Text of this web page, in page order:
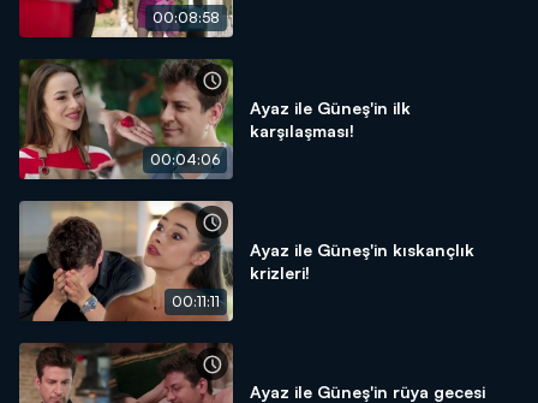
00:08:58
00:04:06
Ayaz ile Güneş'in ilk
karşılaşması!
00:11:11
Ayaz ile Güneş'in kıskançlık
krizleri!
Ayaz ile Güneş'in rüya gecesi